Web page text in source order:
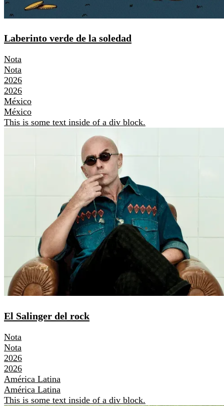
Laberinto verde de la soledad
Nota
Nota
2026
2026
México
México
This is some text inside of a div block.
El Salinger del rock
Nota
Nota
2026
2026
América Latina
América Latina
This is some text inside of a div block.